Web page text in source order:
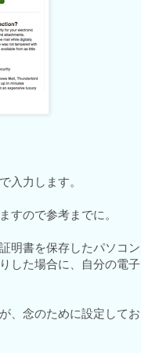
入力します。
すので参考までに。
明書を保存したパソコン
した場合に、自分の電子
、念のために設定してお